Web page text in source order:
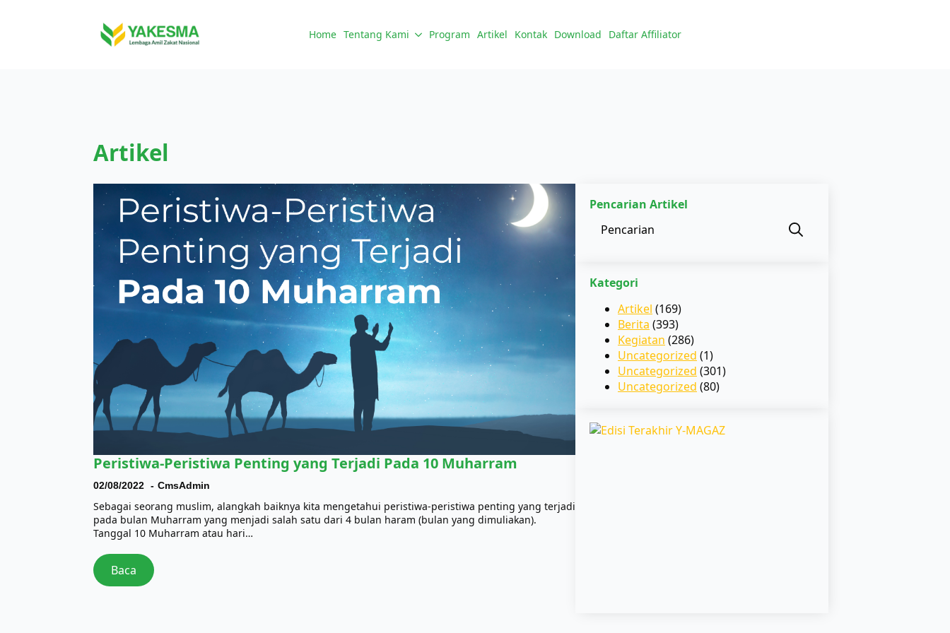
Home Tentang Kami Program Artikel Kontak Download Daftar Affiliator
Artikel
Peristiwa-Peristiwa Penting yang Terjadi Pada 10 Muharram
02/08/2022 CmsAdmin
Sebagai seorang muslim, alangkah baiknya kita mengetahui peristiwa-peristiwa penting yang terjadi
pada bulan Muharram yang menjadi salah satu dari 4 bulan haram (bulan yang dimuliakan).
Tanggal 10 Muharram atau hari…
Baca
Pencarian Artikel
Kategori
Artikel (169)
Berita (393)
Kegiatan (286)
Uncategorized (1)
Uncategorized (301)
Uncategorized (80)